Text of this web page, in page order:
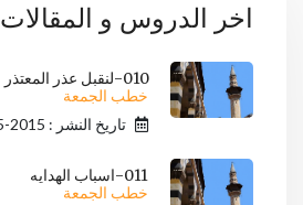
اخر الدروس و المقالات
010-لنقبل عذر المعتذر
خطب الجمعة
تاريخ النشر : 2015-05-22
011-اسباب الهدايه
خطب الجمعة